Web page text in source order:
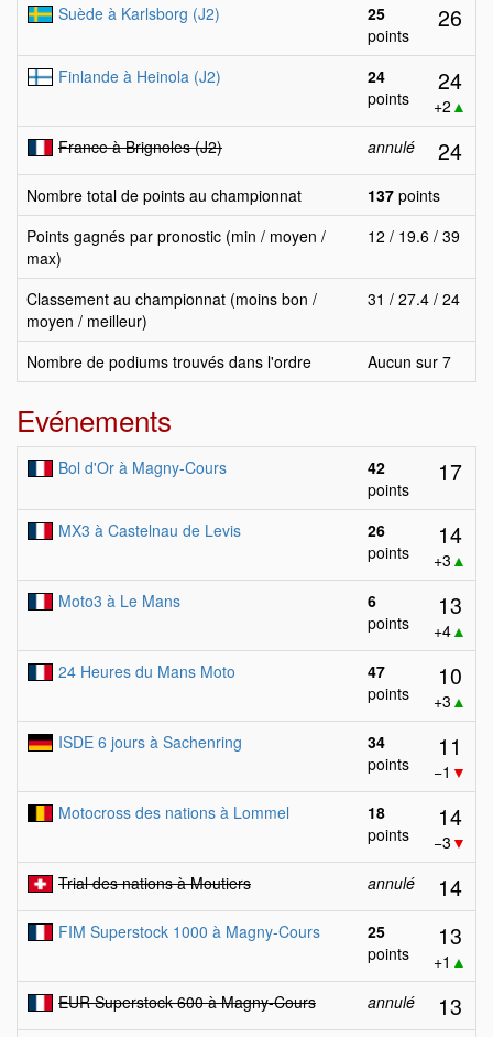
Suède à Karlsborg (J2)
25
points
26
Finlande à Heinola (J2)
24
points
24
+2 ▲
France à Brignoles (J2)
annulé 24
Nombre total de points au championnat 137 points
Points gagnés par pronostic (min / moyen /
max)
12 / 19.6 / 39
Classement au championnat (moins bon /
moyen / meilleur)
31 / 27.4 / 24
Nombre de podiums trouvés dans l'ordre Aucun sur 7
Evénements
Bol d'Or à Magny-Cours
42
points
17
MX3 à Castelnau de Levis
26
points
14
+3 ▲
Moto3 à Le Mans
6
points
13
+4▲
24 Heures du Mans Moto
47
points
10
+3 ▲
ISDE 6 jours à Sachenring
34
points
11
−1 ▼
Motocross des nations à Lommel
18
points
14
−3 ▼
Trial des nations à Moutiers
annulé 14
FIM Superstock 1000 à Magny-Cours
25
points
13
+1 ▲
EUR Superstock 600 à Magny-Cours
annulé 13